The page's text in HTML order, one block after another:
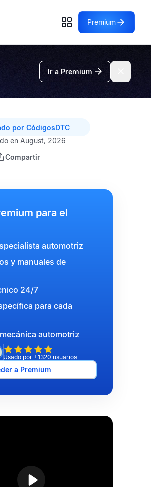
Premium
Ir a Premium
por CódigosDTC
en August, 2026
Compartir
para el
automotriz
y manuales de
24/7
para cada
automotriz
Usado por +1320 usuarios
a Premium